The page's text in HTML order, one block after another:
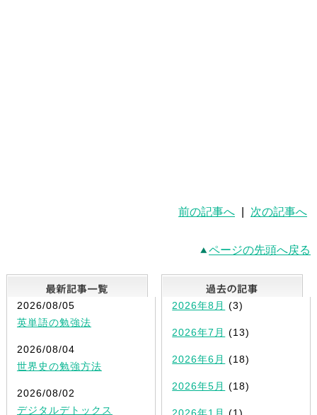
前の記事へ 次の記事へ
ページの先頭へ戻る
最新記事一覧
2026/08/05
英単語の勉強法
2026/08/04
世界史の勉強方法
2026/08/02
デジタルデトックス
2026年8月 (3)
2026年7月 (13)
2026年6月 (18)
2026年5月 (18)